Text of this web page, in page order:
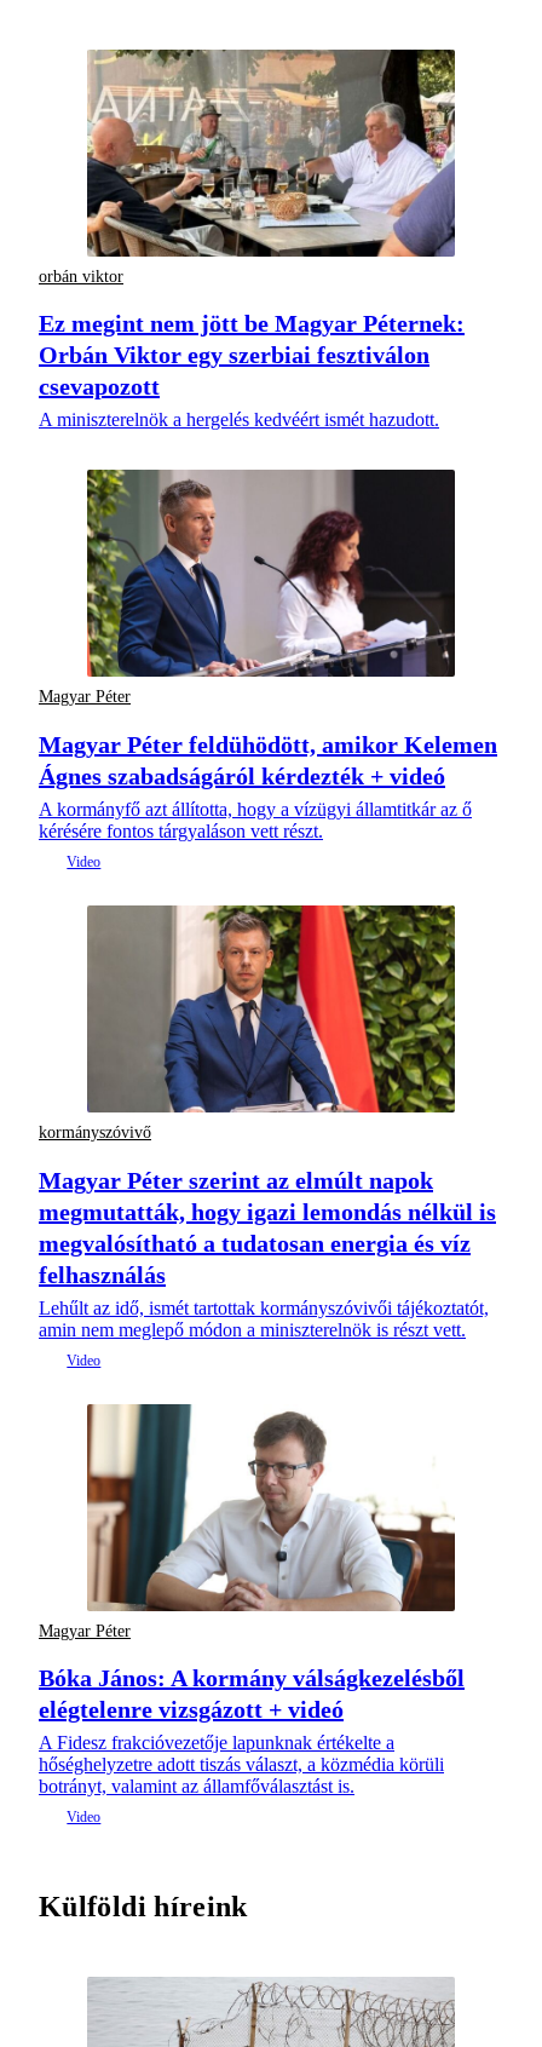
orbán viktor
Ez megint nem jött be Magyar Péternek:
Orbán Viktor egy szerbiai fesztiválon
csevapozott
A miniszterelnök a hergelés kedvéért ismét hazudott.
Magyar Péter
Magyar Péter feldühödött, amikor Kelemen
Ágnes szabadságáról kérdezték + videó
A kormányfő azt állította, hogy a vízügyi államtitkár az ő
kérésére fontos tárgyaláson vett részt.
kormányszóvivő
Magyar Péter szerint az elmúlt napok
megmutatták, hogy igazi lemondás nélkül is
megvalósítható a tudatosan energia és víz
felhasználás
Lehűlt az idő, ismét tartottak kormányszóvivői tájékoztatót,
amin nem meglepő módon a miniszterelnök is részt vett.
Magyar Péter
Bóka János: A kormány válságkezelésből
elégtelenre vizsgázott + videó
A Fidesz frakcióvezetője lapunknak értékelte a
hőséghelyzetre adott tiszás választ, a közmédia körüli
botrányt, valamint az államfőválasztást is.
Külföldi híreink